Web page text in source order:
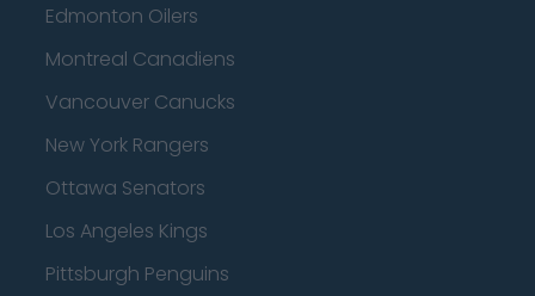
Edmonton Oilers
Montreal Canadiens
Vancouver Canucks
New York Rangers
Ottawa Senators
Los Angeles Kings
Pittsburgh Penguins